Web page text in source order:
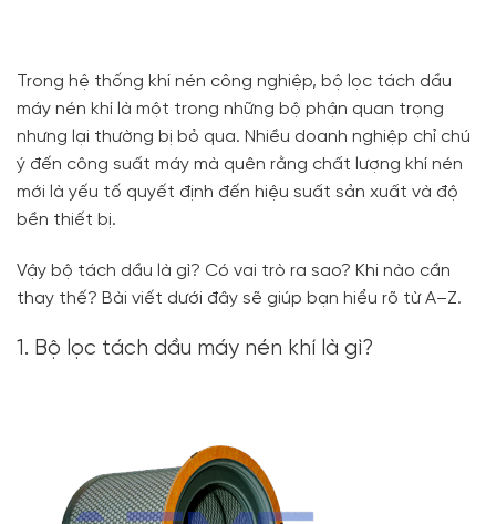
Trong hệ thống khí nén công nghiệp, bộ lọc tách dầu
máy nén khí là một trong những bộ phận quan trọng
nhưng lại thường bị bỏ qua. Nhiều doanh nghiệp chỉ chú
ý đến công suất máy mà quên rằng chất lượng khí nén
mới là yếu tố quyết định đến hiệu suất sản xuất và độ
bền thiết bị.
Vậy bộ tách dầu là gì? Có vai trò ra sao? Khi nào cần
thay thế? Bài viết dưới đây sẽ giúp bạn hiểu rõ từ A–Z.
1. Bộ lọc tách dầu máy nén khí là gì?